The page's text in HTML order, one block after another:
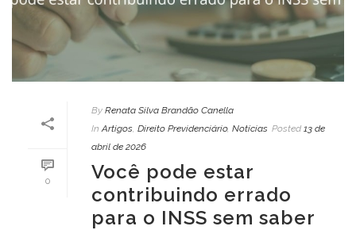
0
By Renata Silva Brandão Canella
In Artigos, Direito Previdenciário, Notícias Posted 13 de
abril de 2026
Você pode estar
contribuindo errado
para o INSS sem saber